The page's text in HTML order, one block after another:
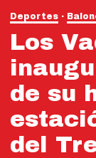
Deportes
Los
de su
del